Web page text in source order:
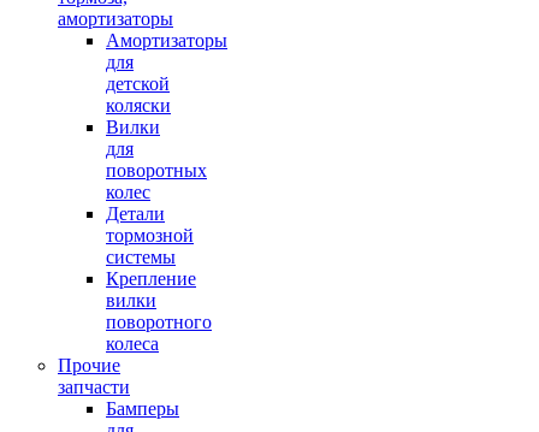
амортизаторы
Амортизаторы
для
детской
коляски
Вилки
для
поворотных
колес
Детали
тормозной
системы
Крепление
вилки
поворотного
колеса
Прочие
запчасти
Бамперы